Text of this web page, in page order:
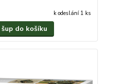
k odeslání 1 ks
šup do košíku